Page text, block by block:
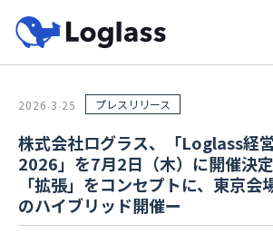
2026 .3 .25 プレスリリース
株式会社ログラス、「Loglass経
2026」を7月2日（木）に開催決
「拡張」をコンセプトに、東京会
のハイブリッド開催ー